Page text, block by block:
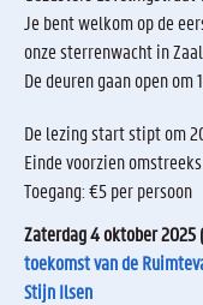
Je bent welkom op de
onze sterrenwacht in
De deuren gaan open om
De lezing start stipt om
Einde voorzien
Toegang: €5 per persoon
Zaterdag 4 oktober 2025
toekomst van de
Stijn Ilsen